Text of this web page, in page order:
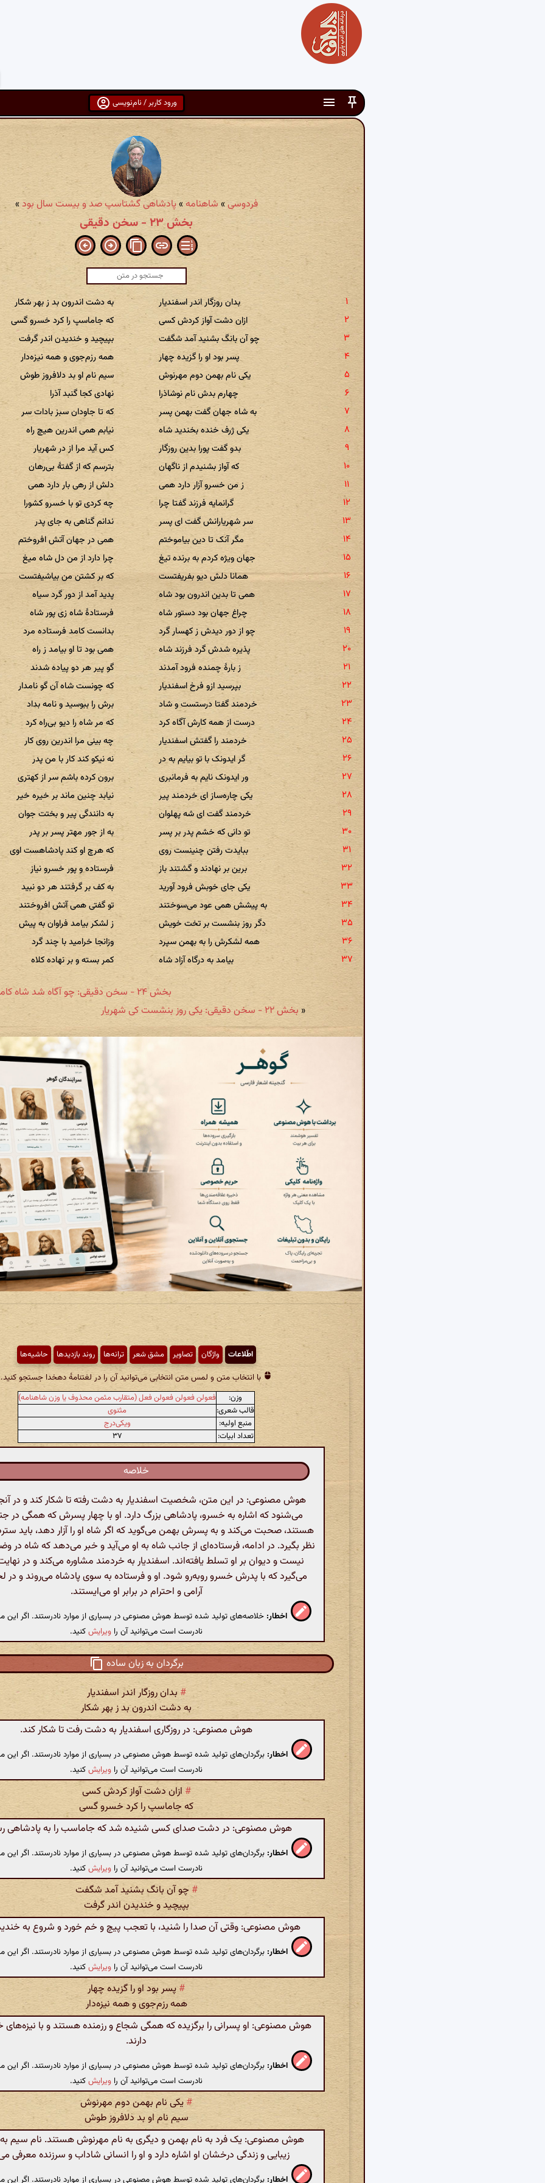
ورود کاربر / نام‌نویسی
فردوسی» شاهنامه »پادشاهی گشتاسپ صد و بیست سال بود»
بخش ۲۳ - سخن دقیقی
بدان روزگار اندر اسفندیار
به دشت اندرون بد ز بهر شکار
ازان دشت آواز کردش کسی
که جاماسپ را کرد خسرو گسی
چو آن بانگ بشنید آمد شگفت
بپیچید و خندیدن اندر گرفت
پسر بود او را گزیده چهار
همه رزم‌جوی و همه نیزه‌دار
یکی نام بهمن دوم مهرنوش
سیم نام او بد دلافروز طوش
چهارم بدش نام نوشاذرا
نهادی کجا گنبد آذرا
به شاه جهان گفت بهمن پسر
که تا جاودان سبز بادات سر
یکی ژرف خنده بخندید شاه
نیابم همی اندرین هیچ راه
بدو گفت پورا بدین روزگار
کس آید مرا از در شهریار
که آواز بشنیدم از ناگهان
بترسم که از گفتهٔ بی‌رهان
ز من خسرو آزار دارد همی
دلش از رهی بار دارد همی
گرانمایه فرزند گفتا چرا
چه کردی تو با خسرو کشورا
سر شهریارانش گفت ای پسر
ندانم گناهی به جای پدر
مگر آنک تا دین بیاموختم
همی در جهان آتش افروختم
جهان ویژه کردم به برنده تیغ
چرا دارد از من دل شاه میغ
همانا دلش دیو بفریفتست
که بر کشتن من بیاشیفتست
همی تا بدین اندرون بود شاه
پدید آمد از دور گرد سیاه
چراغ جهان بود دستور شاه
فرستادهٔ شاه زی پور شاه
چو از دور دیدش ز کهسار گرد
بدانست کامد فرستاده مرد
پذیره شدش گرد فرزند شاه
همی بود تا او بیامد ز راه
ز بارهٔ چمنده فرود آمدند
گو پیر هر دو پیاده شدند
بپرسید ازو فرخ اسفندیار
که چونست شاه آن گو نامدار
خردمند گفتا درستست و شاد
برش را ببوسید و نامه بداد
درست از همه کارش آگاه کرد
که مر شاه را دیو بی‌راه کرد
خردمند را گفتش اسفندیار
چه بینی مرا اندرین روی کار
گر ایدونک با تو بیایم به در
نه نیکو کند کار با من پدر
ور ایدونک نایم به فرمانبری
برون کرده باشم سر از کهتری
یکی چاره‌ساز ای خردمند پیر
نیابد چنین ماند بر خیره خیر
خردمند گفت ای شه پهلوان
به دانندگی پیر و بختت جوان
تو دانی که خشم پدر بر پسر
به از جور مهتر پسر بر پدر
ببایدت رفتن چنینست روی
که هرچ او کند پادشاهست اوی
برین بر نهادند و گشتند باز
فرستاده و پور خسرو نیاز
یکی جای خوبش فرود آورید
به کف بر گرفتند هر دو نبید
به پیشش همی عود می‌سوختند
تو گفتی همی آتش افروختند
دگر روز بنشست بر تخت خویش
ز لشکر بیامد فراوان به پیش
همه لشکرش را به بهمن سپرد
وزانجا خرامید با چند گرد
بیامد به درگاه آزاد شاه
کمر بسته و بر نهاده کلاه
بخش ۲۴ - سخن دقیقی: چو آگاه شد شاه کامد پسر
« بخش ۲۲ - سخن دقیقی: یکی روز بنشست کی شهریار
اطّلاعات واژگان تصاویر مشق شعر ترانه‌ها روند بازدیدها حاشیه‌ها
با انتخاب متن و لمس متن انتخابی می‌توانید آن را در لغتنامهٔ دهخدا جستجو کنید.
وزن:
فعولن فعولن فعولن فعل (متقارب مثمن محذوف یا وزن شاهنامه)
قالب شعری:
مثنوی
منبع اولیه:
ویکی‌درج
تعداد ابیات:
۳۷
خلاصه
هوش مصنوعی: در این متن، شخصیت اسفندیار به دشت رفته تا شکار کند و در
می‌شنود که اشاره به خسرو، پادشاهی بزرگ دارد. او با چهار پسرش که همگی در
هستند، صحبت می‌کند و به پسرش بهمن می‌گوید که اگر شاه او را آزار دهد، باید
نظر بگیرد. در ادامه، فرستاده‌ای از جانب شاه به او می‌آید و خبر می‌دهد که شاه در
نیست و دیوان بر او تسلط یافته‌اند. اسفندیار به خردمند مشاوره می‌کند و در
می‌گیرد که با پدرش خسرو روبه‌رو شود. او و فرستاده به سوی پادشاه می‌روند و در
آرامی و احترام در برابر او می‌ایستند.
اخطار: خلاصه‌های تولید شده توسط هوش مصنوعی در بسیاری از موارد نادرستند. اگر این
نادرست است می‌توانید آن را ویرایشکنید.
برگردان به زبان ساده
# بدان روزگار اندر اسفندیار
به دشت اندرون بد ز بهر شکار
هوش مصنوعی: در روزگاری اسفندیار به دشت رفت تا شکار کند.
اخطار: برگردان‌های تولید شده توسط هوش مصنوعی در بسیاری از موارد نادرستند. اگر این
نادرست است می‌توانید آن را ویرایشکنید.
# ازان دشت آواز کردش کسی
که جاماسپ را کرد خسرو گسی
هوش مصنوعی: در دشت صدای کسی شنیده شد که جاماسب را به پادشاهی
اخطار: برگردان‌های تولید شده توسط هوش مصنوعی در بسیاری از موارد نادرستند. اگر این
نادرست است می‌توانید آن را ویرایشکنید.
# چو آن بانگ بشنید آمد شگفت
بپیچید و خندیدن اندر گرفت
هوش مصنوعی: وقتی آن صدا را شنید، با تعجب پیچ و خم خورد و شروع به
اخطار: برگردان‌های تولید شده توسط هوش مصنوعی در بسیاری از موارد نادرستند. اگر این
نادرست است می‌توانید آن را ویرایشکنید.
# پسر بود او را گزیده چهار
همه رزم‌جوی و همه نیزه‌دار
هوش مصنوعی: او پسرانی را برگزیده که همگی شجاع و رزمنده هستند و با نیزه‌های
دارند.
اخطار: برگردان‌های تولید شده توسط هوش مصنوعی در بسیاری از موارد نادرستند. اگر این
نادرست است می‌توانید آن را ویرایشکنید.
#یکی نام بهمن دوم مهرنوش
سیم نام او بد دلافروز طوش
هوش مصنوعی: یک فرد به نام بهمن و دیگری به نام مهرنوش هستند. نام سیم
زیبایی و زندگی درخشان او اشاره دارد و او را انسانی شاداب و سرزنده معرفی
اخطار: برگردان‌های تولید شده توسط هوش مصنوعی در بسیاری از موارد نادرستند. اگر این